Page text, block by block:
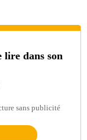
lire dans son
sans publicité